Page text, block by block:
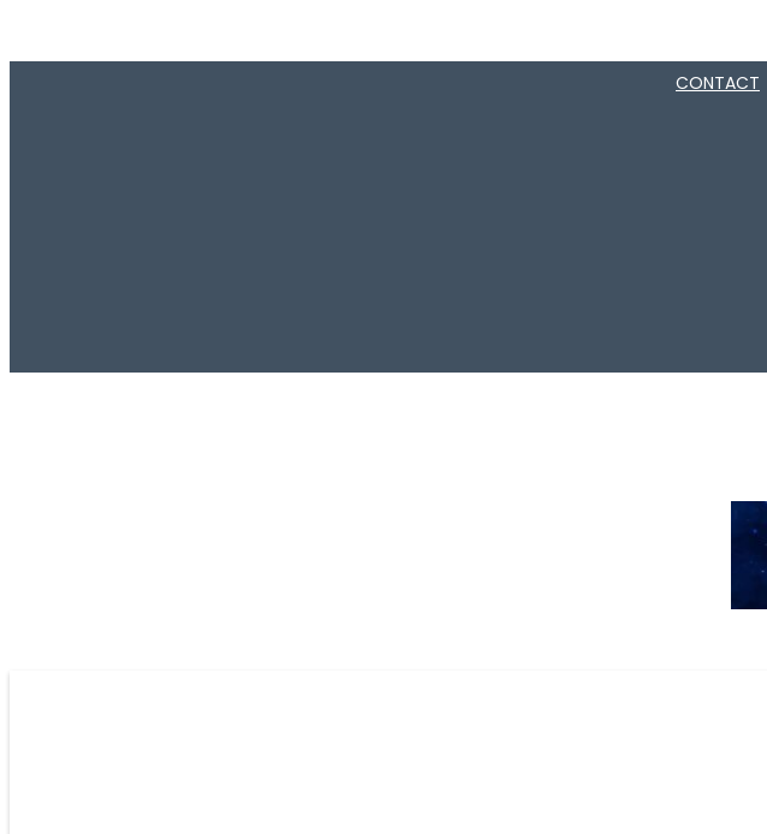
CONTACT